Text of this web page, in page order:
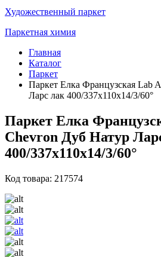
Художественный паркет
Паркетная химия
Главная
Каталог
Паркет
Паркет Елка Французская Lab
Ларс лак 400/337х110х14/3/60°
Паркет Елка
Chevron Дуб Натур
400/337х110х14/3/60°
Код товара: 217574